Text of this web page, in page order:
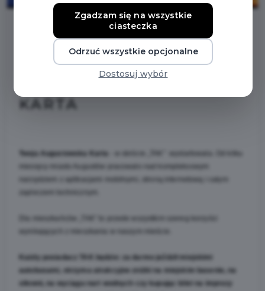
2025-11-29
TWOJA AUGUSTOWSKA
KARTA
Twoja Augustowska Karta
miesięcy miasto Augustów pracowało nad kompleksowym
narzędziem z aplikacjami mobilnymi, stroną internetową i całym
zapleczem technicznym.
wynikających z mieszkania w naszym mieście.
Każdy posiadacz TAK będzie:
za darmo jeździł miejskimi
autobusami, otrzyma atrakcyjne zniżki na miejskim basenie, na
siłowni, na wyciągu nart wodnych czy kupując bilet na imprezy
Zgadzam się na wszystkie
ciasteczka
Odrzuć wszystkie opcjonalne
Dostosuj wybór